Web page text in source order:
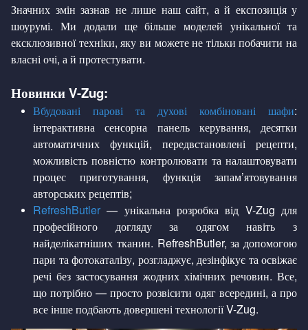
Значних змін зазнав не лише наш сайт, а й експозиція у
шоурумі. Ми додали ще більше моделей унікальної та
ексклюзивної техніки, яку ви можете не тільки побачити на
власні очі, а й протестувати.
Новинки V-Zug:
Вбудовані парові та духові комбіновані шафи:
інтерактивна сенсорна панель керування, десятки
автоматичних функцій, передвстановлені рецепти,
можливість повністю контролювати та налаштовувати
процес приготування, функція запам’ятовування
авторських рецептів;
RefreshButler — унікальна розробка від V-Zug для
професійного догляду за одягом навіть з
найделікатніших тканин. RefreshButler, за допомогою
пари та фотокаталізу, розгладжує, дезінфікує та освіжає
речі без застосування жодних хімічних речовин. Все,
що потрібно — просто розвісити одяг всередині, а про
все інше подбають довершені технології V-Zug.